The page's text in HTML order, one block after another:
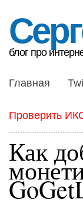
блог про
Главная
Проверить
Как